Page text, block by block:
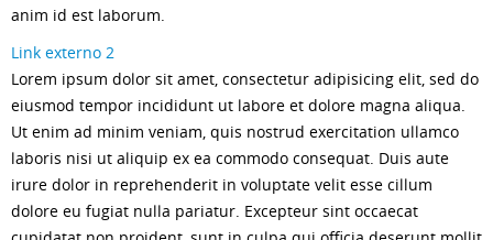
anim id est laborum.
Link externo 2
Lorem ipsum dolor sit amet, consectetur adipisicing elit, sed do
eiusmod tempor incididunt ut labore et dolore magna aliqua.
Ut enim ad minim veniam, quis nostrud exercitation ullamco
laboris nisi ut aliquip ex ea commodo consequat. Duis aute
irure dolor in reprehenderit in voluptate velit esse cillum
dolore eu fugiat nulla pariatur. Excepteur sint occaecat